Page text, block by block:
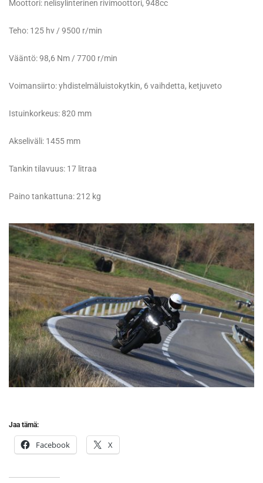
Moottori: nelisylinterinen rivimoottori, 948cc
Teho: 125 hv / 9500 r/min
Vääntö: 98,6 Nm / 7700 r/min
Voimansiirto: yhdistelmäluistokytkin, 6 vaihdetta, ketjuveto
Istuinkorkeus: 820 mm
Akseliväli: 1455 mm
Tankin tilavuus: 17 litraa
Paino tankattuna: 212 kg
Jaa tämä:
Facebook X